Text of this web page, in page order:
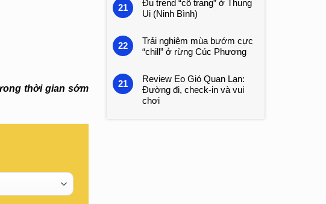
thời gian sớm
21
Đu trend “cổ trang” ở Thung
Ui (Ninh Bình)
22
Trải nghiệm mùa bướm cực
“chill” ở rừng Cúc Phương
21
Review Eo Gió Quan Lạn:
Đường đi, check-in và vui
chơi